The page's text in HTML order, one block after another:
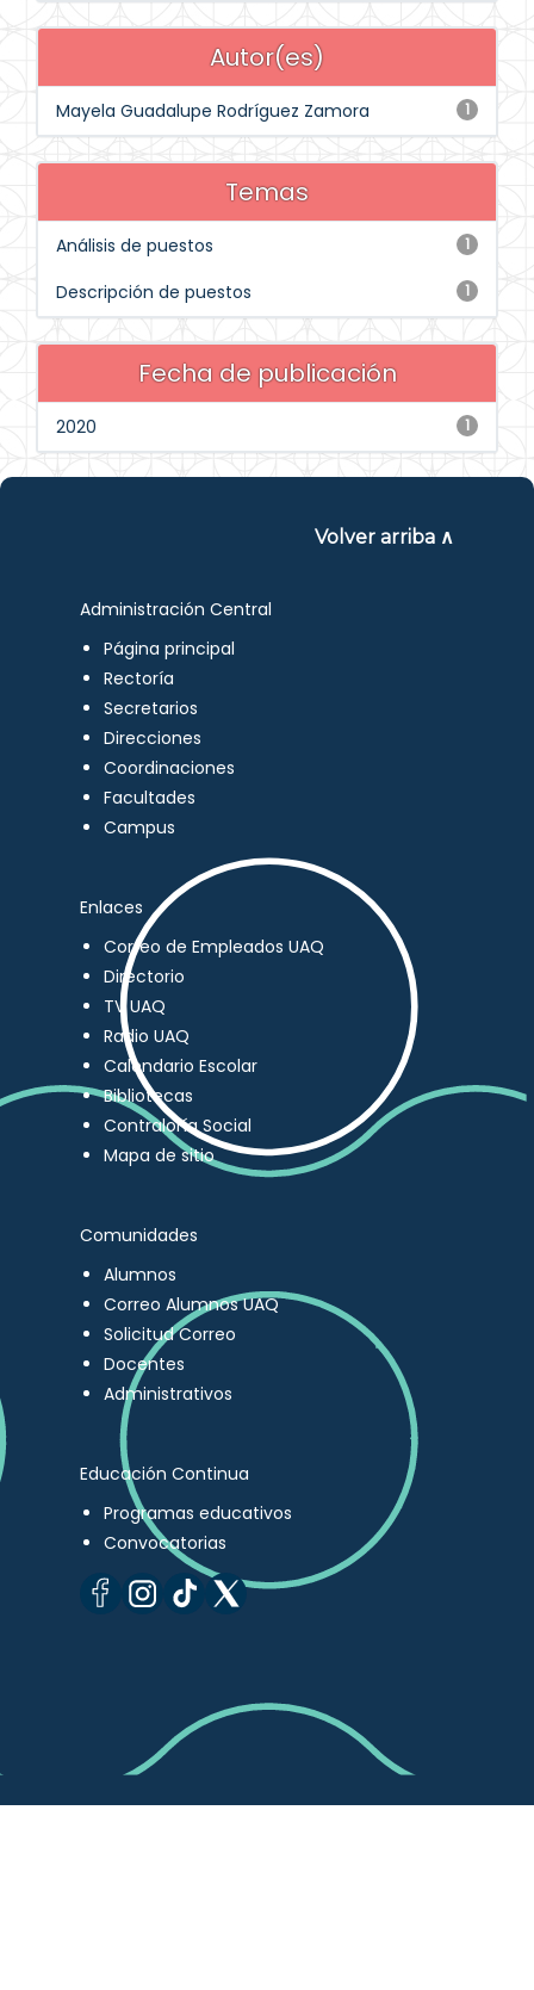
Autor(es)
1
Mayela Guadalupe Rodríguez Zamora
Temas
1
Análisis de puestos
1
Descripción de puestos
Fecha de publicación
1
2020
Volver arriba ∧
Administración Central
Página principal
Rectoría
Secretarios
Direcciones
Coordinaciones
Facultades
Campus
Enlaces
Correo de Empleados UAQ
Directorio
TV UAQ
Radio UAQ
Calendario Escolar
Bibliotecas
Contraloría Social
Mapa de sitio
Comunidades
Alumnos
Correo Alumnos UAQ
Solicitud Correo
Docentes
Administrativos
Educación Continua
Programas educativos
Convocatorias